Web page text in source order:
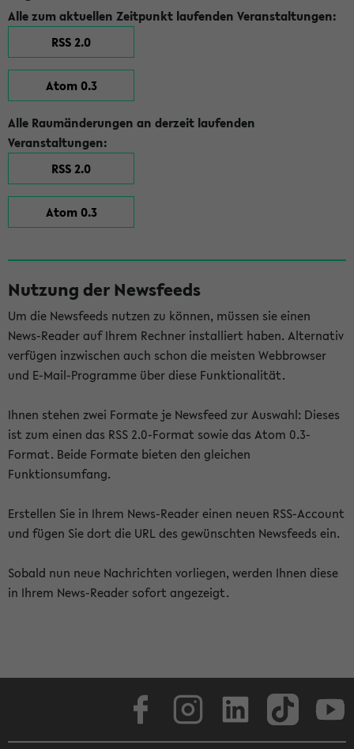
Alle zum aktuellen Zeitpunkt laufenden Veranstaltungen:
RSS 2.0
Atom 0.3
Alle Raumänderungen an derzeit laufenden
Veranstaltungen:
RSS 2.0
Atom 0.3
Nutzung der Newsfeeds
Um die Newsfeeds nutzen zu können, müssen sie einen
News-Reader auf Ihrem Rechner installiert haben. Alternativ
verfügen inzwischen auch schon die meisten Webbrowser
und E-Mail-Programme über diese Funktionalität.
Ihnen stehen zwei Formate je Newsfeed zur Auswahl: Dieses
ist zum einen das RSS 2.0-Format sowie das Atom 0.3-
Format. Beide Formate bieten den gleichen
Funktionsumfang.
Erstellen Sie in Ihrem News-Reader einen neuen RSS-Account
und fügen Sie dort die URL des gewünschten Newsfeeds ein.
Sobald nun neue Nachrichten vorliegen, werden Ihnen diese
in Ihrem News-Reader sofort angezeigt.